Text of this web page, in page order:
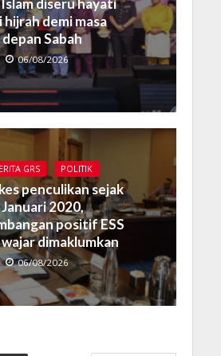
diseru hayati
hijrah demi masa
depan Sabah
06/08/2026
GRS POLITIK
penculikan sejak
Januari 2020,
positif ESS
dimaklumkan
06/08/2026